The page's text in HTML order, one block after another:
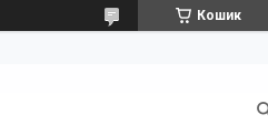
Кошик